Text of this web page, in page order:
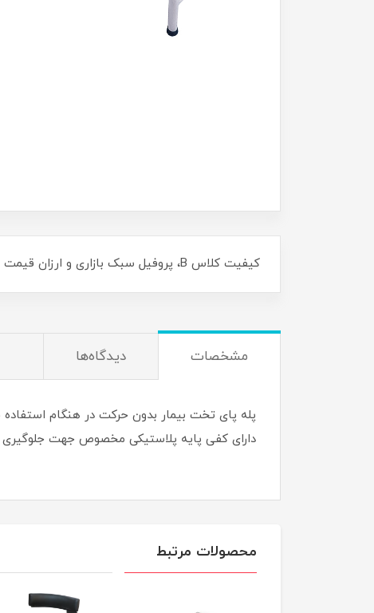
کیفیت کلاس B، پروفیل سبک بازاری و ارزان قیمت
مشخصات دیدگاه‌ها
پله پای تخت بیمار بدون حرکت در هنگام
دارای کفی پایه پلاستیکی مخصوص جهت جلوگیری
محصولات مرتبط